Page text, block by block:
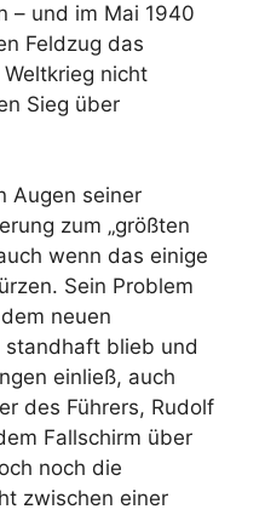
– und im Mai 1940
Feldzug das
nicht
Sieg über
Augen seiner
zum „größten
wenn das einige
Sein Problem
neuen
standhaft blieb und
einließ, auch
des Führers, Rudolf
Fallschirm über
noch die
zwischen einer